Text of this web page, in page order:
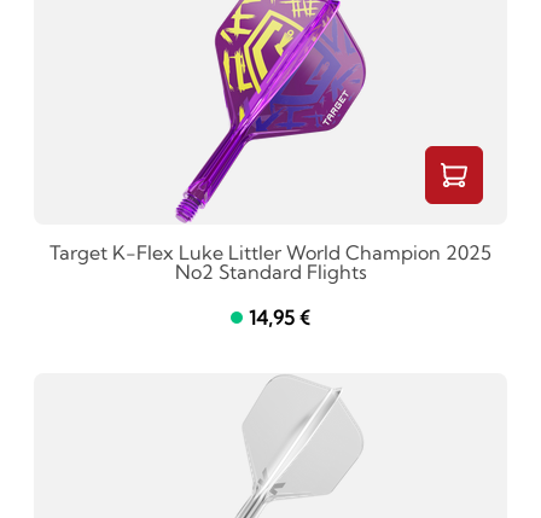
Target K-Flex Luke Littler World Champion 2025
No2 Standard Flights
14,95 €